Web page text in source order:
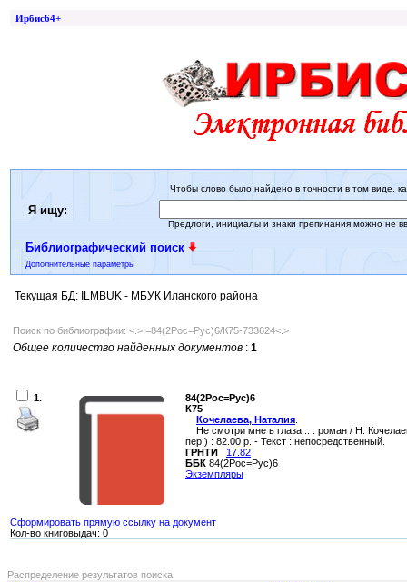
Ирбис64+
Я ищу:
Чтобы слово было найдено в точности в том виде,
Предлоги, инициалы и знаки препинания можно не
Библиографический поиск
Дополнительные параметры
Текущая БД: ILMBUK - МБУК Иланского района
Поиск по библиографии: <.>I=84(2Рос=Рус)6/К75-733624<.>
Общее количество найденных документов : 1
1.
84(2Рос=Рус)6
К75
Кочелаева, Наталия
Не смотри мне в глаза... : роман / Н.
пер.) : 82.00 р. - Текст : непосредственный.
ГРНТИ
17.82
ББК 84(2Рос=Рус)6
Экземпляры
Сформировать прямую ссылку на документ
Кол-во книговыдач: 0
Распределение результатов поиска